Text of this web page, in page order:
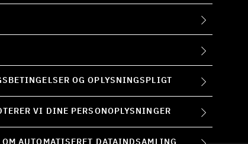
OG OPLYSNINGSPLIGT
VI DINE PERSONOPLYSNINGER
OM AUTOMATISERET DATAINDSAMLING